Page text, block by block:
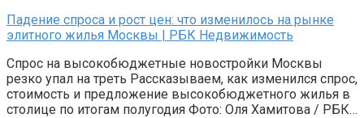
Падение спроса и рост цен: что изменилось на рынке
элитного жилья Москвы | РБК Недвижимость
Спрос на высокобюджетные новостройки Москвы
резко упал на треть Рассказываем, как изменился спрос,
стоимость и предложение высокобюджетного жилья в
столице по итогам полугодия Фото: Оля Хамитова / РБК…